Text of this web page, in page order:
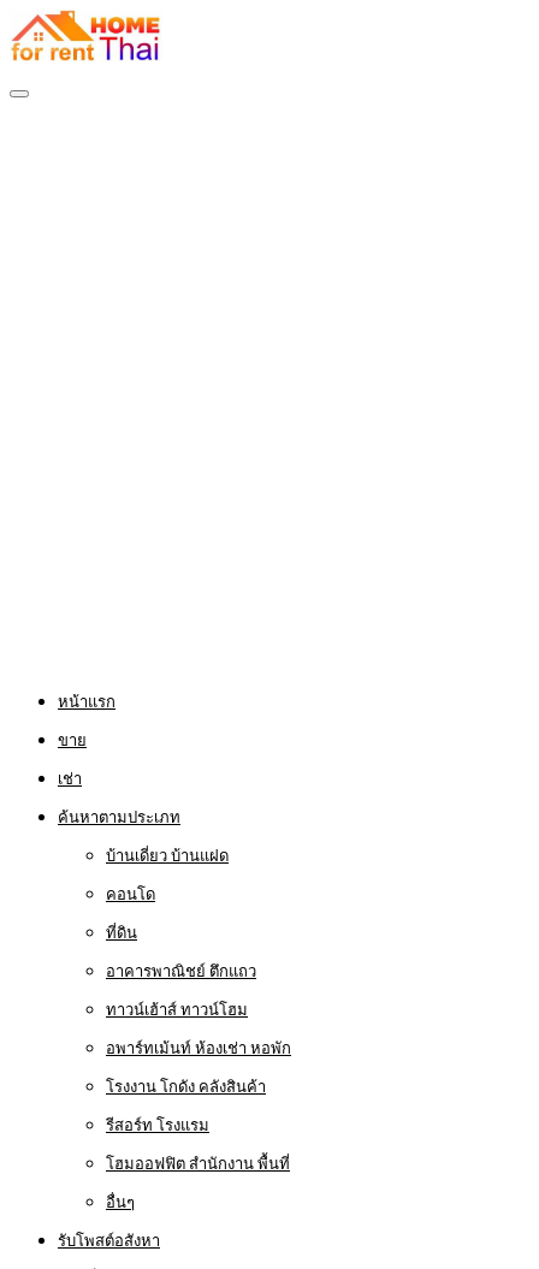
หน้าแรก
ขาย
เช่า
ค้นหาตามประเภท
บ้านเดี่ยว บ้านแฝด
คอนโด
ที่ดิน
อาคารพาณิชย์ ตึกแถว
ทาวน์เฮ้าส์ ทาวน์โฮม
อพาร์ทเม้นท์ ห้องเช่า หอพัก
โรงงาน โกดัง คลังสินค้า
รีสอร์ท โรงแรม
โฮมออฟฟิต สำนักงาน พื้นที่
อื่นๆ
รับโพสต์อสังหา